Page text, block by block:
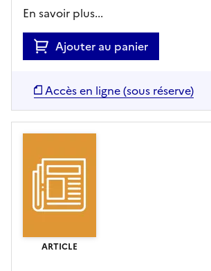
En savoir plus...
Ajouter au panier
Accès en ligne (sous réserve)
ARTICLE